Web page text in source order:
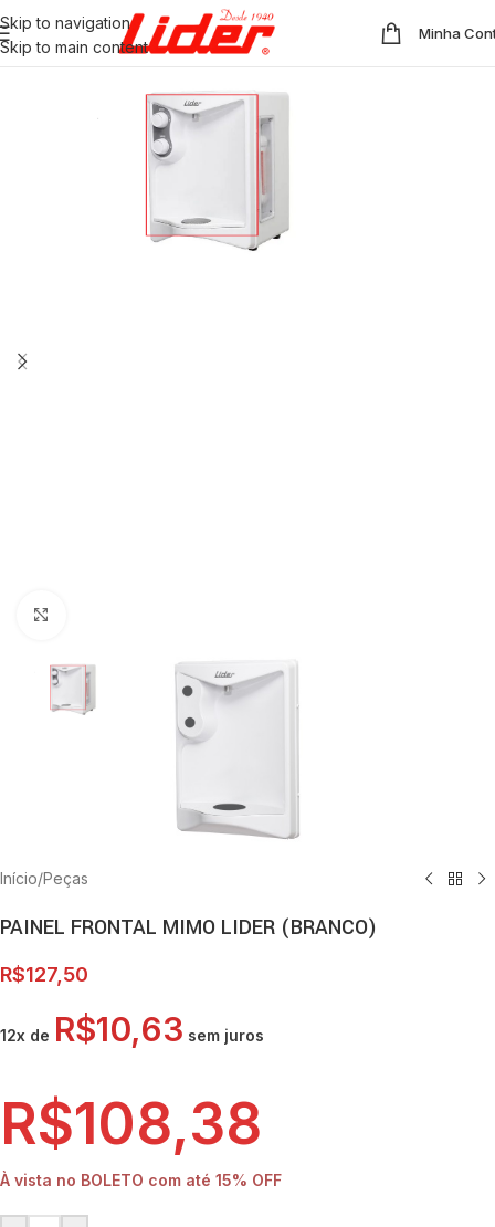
Skip to navigation
Skip to main content
Minha
Início/Peças
PAINEL FRONTAL MIMO LIDER (BRANCO)
R$127,50
12x de R$10,63 sem juros
R$108,38
À vista no BOLETO com até 15% OFF